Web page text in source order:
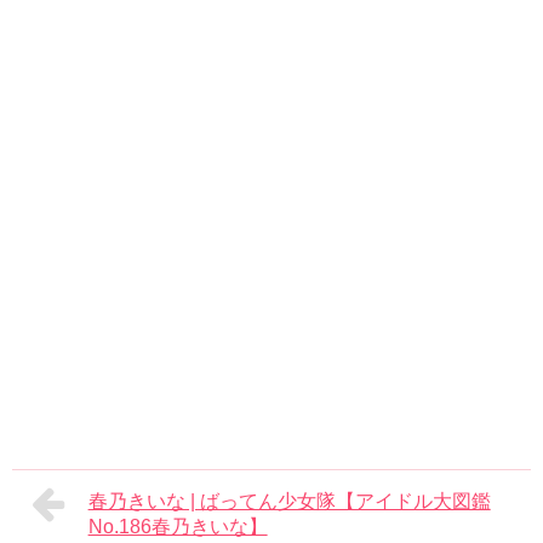
春乃きいな | ばってん少女隊【アイドル大図鑑
No.186春乃きいな】